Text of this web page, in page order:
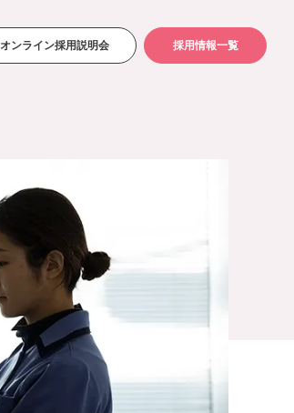
オンライン採用説明会 採用情報一覧